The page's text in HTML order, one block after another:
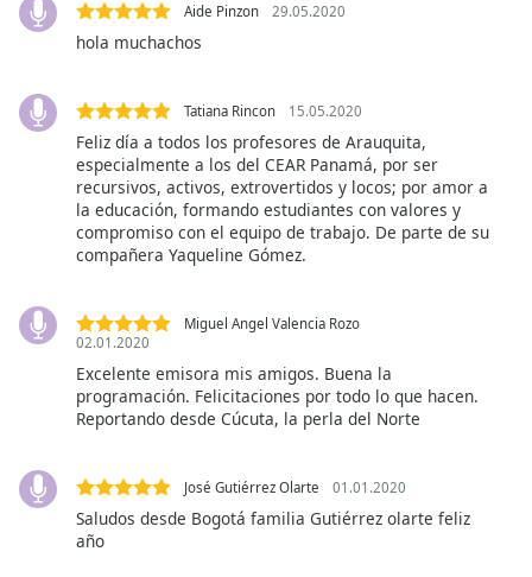
Beginning
window.
Escape
Text
Text
Background
Aide Pinzon 29.05.2020
hola muchachos
Tatiana Rincon 15.05.2020
Feliz día a todos los profesores de Arauquita,
especialmente a los del CEAR Panamá, por ser
recursivos, activos, extrovertidos y locos; por amor a
la educación, formando estudiantes con valores y
compromiso con el equipo de trabajo. De parte de su
compañera Yaqueline Gómez.
Miguel Angel Valencia Rozo
02.01.2020
Excelente emisora mis amigos. Buena la
programación. Felicitaciones por todo lo que hacen.
Reportando desde Cúcuta, la perla del Norte
José Gutiérrez Olarte 01.01.2020
Saludos desde Bogotá familia Gutiérrez olarte feliz
año